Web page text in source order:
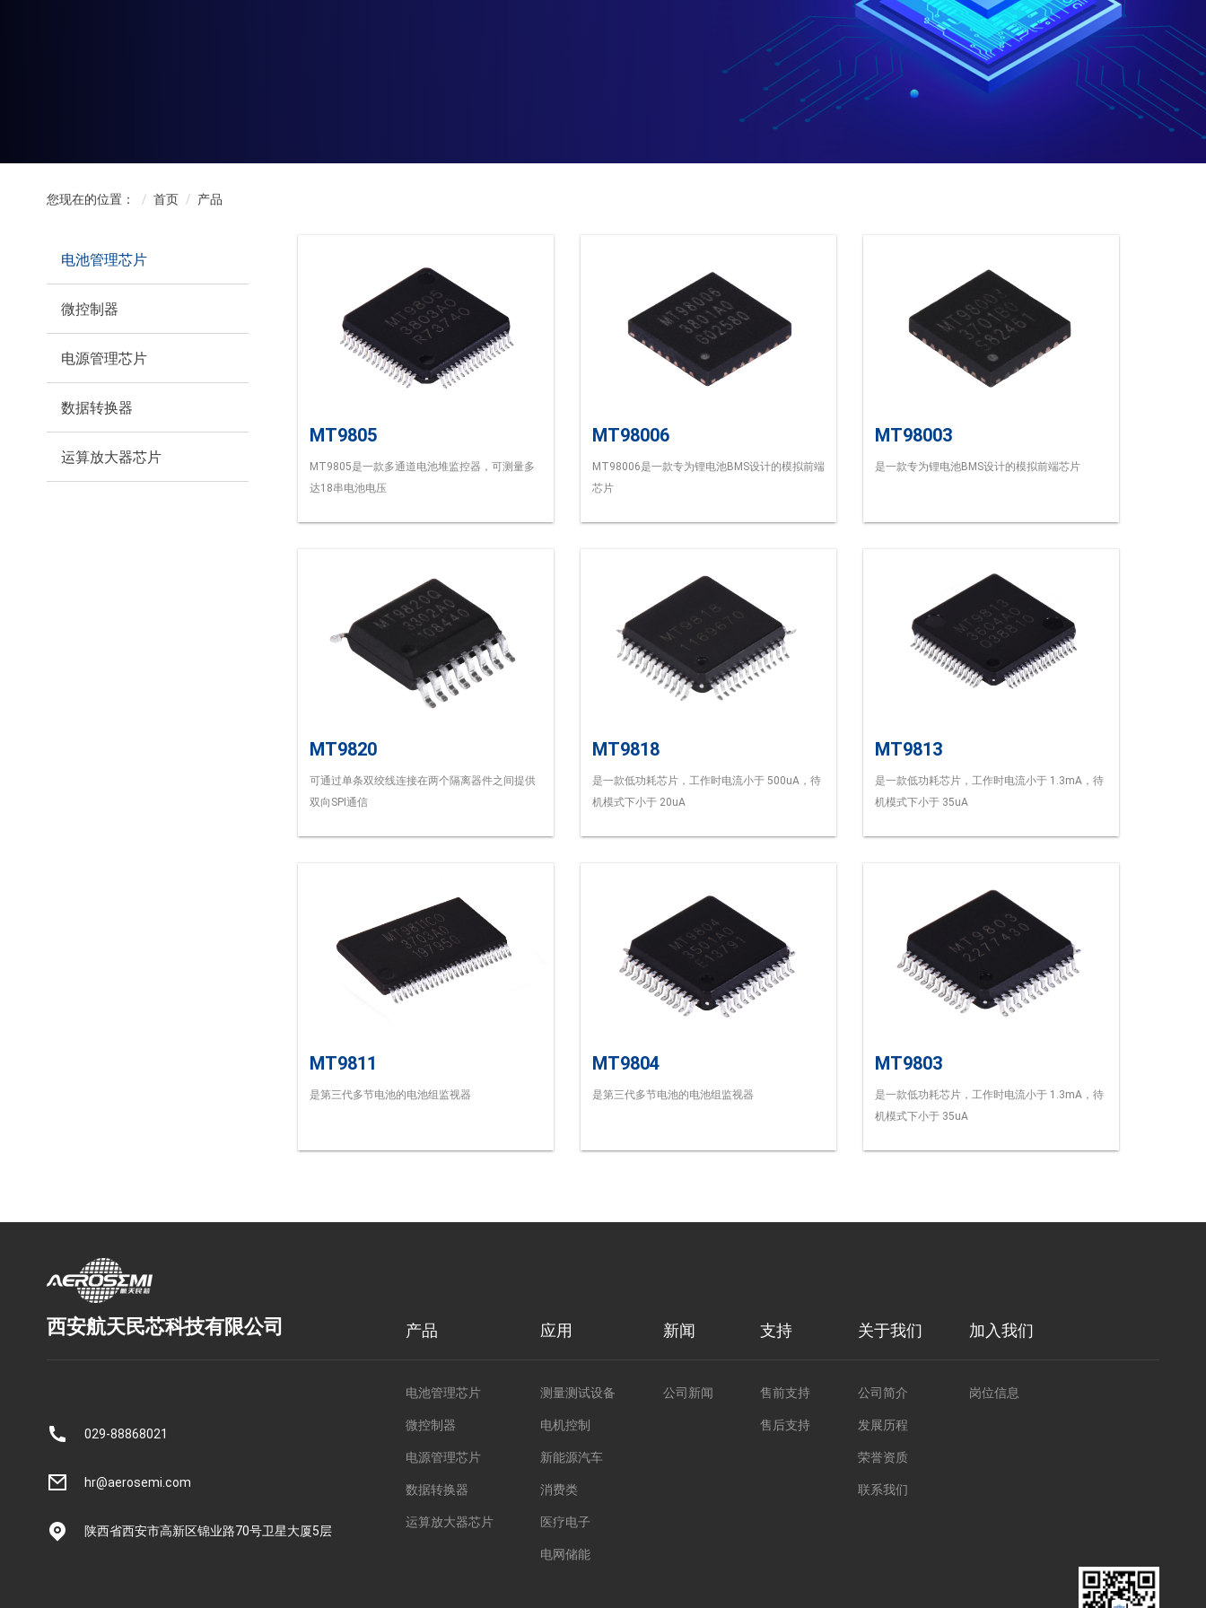
您现在的位置： 首页 产品
电池管理芯片
微控制器
电源管理芯片
数据转换器
运算放大器芯片
MT9805
MT9805是一款多通道电池堆监控器，可测量多
达18串电池电压
MT98006
MT98006是一款专为锂电池BMS设计的模拟前端
芯片
MT98003
是一款专为锂电池BMS设计的模拟前端芯片
MT9820
可通过单条双绞线连接在两个隔离器件之间提供
双向SPI通信
MT9818
是一款低功耗芯片，工作时电流小于 500uA，待
机模式下小于 20uA
MT9813
是一款低功耗芯片，工作时电流小于 1.3mA，待
机模式下小于 35uA
MT9811
是第三代多节电池的电池组监视器
MT9804
是第三代多节电池的电池组监视器
MT9803
是一款低功耗芯片，工作时电流小于 1.3mA，待
机模式下小于 35uA
西安航天民芯科技有限公司
029-88868021
hr@aerosemi.com
陕西省西安市高新区锦业路70号卫星大厦5层
产品
电池管理芯片
微控制器
电源管理芯片
数据转换器
运算放大器芯片
应用
测量测试设备
电机控制
新能源汽车
消费类
医疗电子
电网储能
新闻
公司新闻
支持
售前支持
售后支持
关于我们
公司简介
发展历程
荣誉资质
联系我们
加入我们
岗位信息